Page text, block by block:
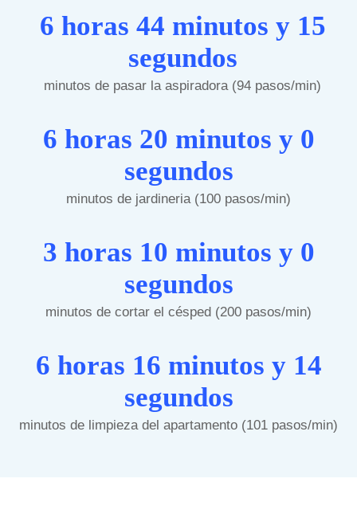
6 horas 44 minutos y 15
segundos
minutos de pasar la aspiradora (94 pasos/min)
6 horas 20 minutos y 0
segundos
minutos de jardineria (100 pasos/min)
3 horas 10 minutos y 0
segundos
minutos de cortar el césped (200 pasos/min)
6 horas 16 minutos y 14
segundos
minutos de limpieza del apartamento (101 pasos/min)